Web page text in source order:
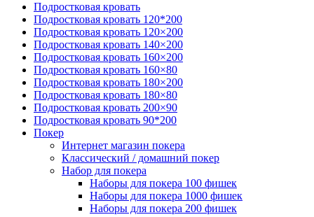
Подростковая кровать
Подростковая кровать 120*200
Подростковая кровать 120×200
Подростковая кровать 140×200
Подростковая кровать 160×200
Подростковая кровать 160×80
Подростковая кровать 180×200
Подростковая кровать 180×80
Подростковая кровать 200×90
Подростковая кровать 90*200
Покер
Интернет магазин покера
Классический / домашний покер
Набор для покера
Наборы для покера 100 фишек
Наборы для покера 1000 фишек
Наборы для покера 200 фишек